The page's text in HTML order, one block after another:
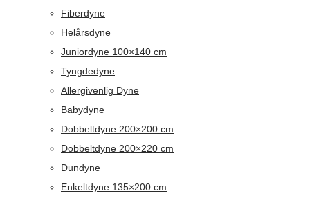
Fiberdyne
Helårsdyne
Juniordyne 100×140 cm
Tyngdedyne
Allergivenlig Dyne
Babydyne
Dobbeltdyne 200×200 cm
Dobbeltdyne 200×220 cm
Dundyne
Enkeltdyne 135×200 cm